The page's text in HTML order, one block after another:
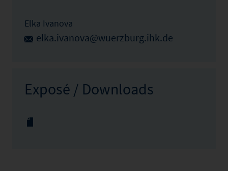
Elka Ivanova
elka.ivanova@wuerzburg.ihk.de
Exposé / Downloads